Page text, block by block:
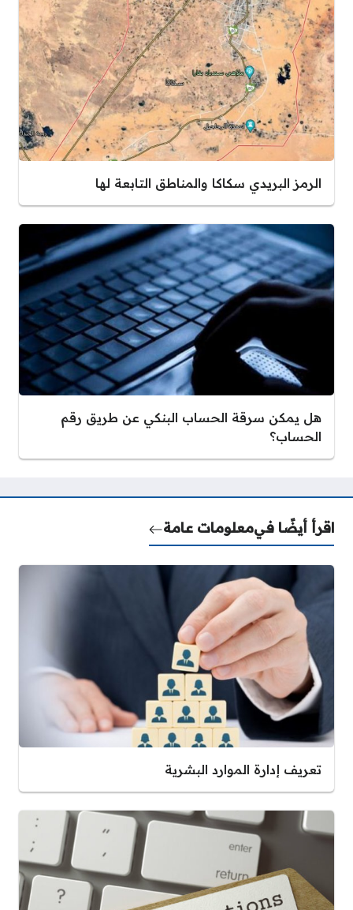
الرمز البريدي سكاكا والمناطق التابعة لها
هل يمكن سرقة الحساب البنكي عن طريق رقم
الحساب؟
اقرأ أيضًا فيمعلومات عامة
تعريف إدارة الموارد البشرية